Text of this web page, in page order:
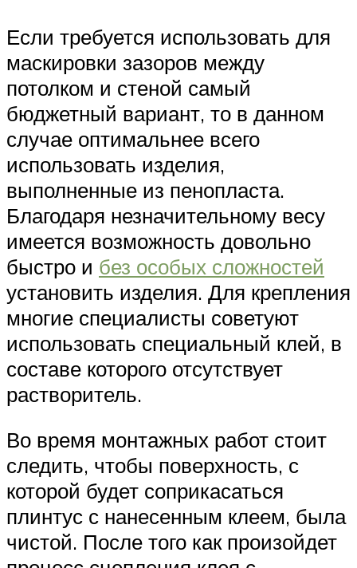
Если требуется использовать для
маскировки зазоров между
потолком и стеной самый
бюджетный вариант, то в данном
случае оптимальнее всего
использовать изделия,
выполненные из пенопласта.
Благодаря незначительному весу
имеется возможность довольно
быстро и без особых сложностей
установить изделия. Для крепления
многие специалисты советуют
использовать специальный клей, в
составе которого отсутствует
растворитель.
Во время монтажных работ стоит
следить, чтобы поверхность, с
которой будет соприкасаться
плинтус с нанесенным клеем, была
чистой. После того как произойдет